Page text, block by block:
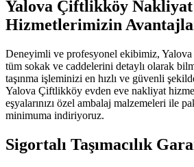
Yalova Çiftlikköy Nakliyat
Hizmetlerimizin
Deneyimli ve profesyonel ekibimiz,
tüm sokak ve caddelerini detaylı olarak
taşınma işleminizi en hızlı ve güvenli
Yalova Çiftlikköy evden eve nakliyat
eşyalarınızı özel ambalaj malzemeleri ile
minimuma indiriyoruz.
Sigortalı Taşımacılık